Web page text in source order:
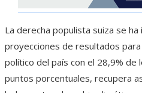
La derecha populista suiza se
proyecciones de resultados
político del país con el 28,9% de
puntos porcentuales, recupera